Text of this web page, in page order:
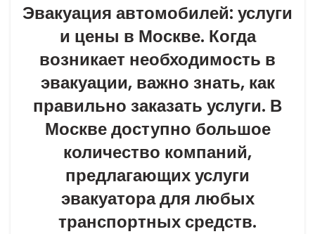
Эвакуация автомобилей: услуги
и цены в Москве. Когда
возникает необходимость в
эвакуации, важно знать, как
правильно заказать услуги. В
Москве доступно большое
количество компаний,
предлагающих услуги
эвакуатора для любых
транспортных средств.